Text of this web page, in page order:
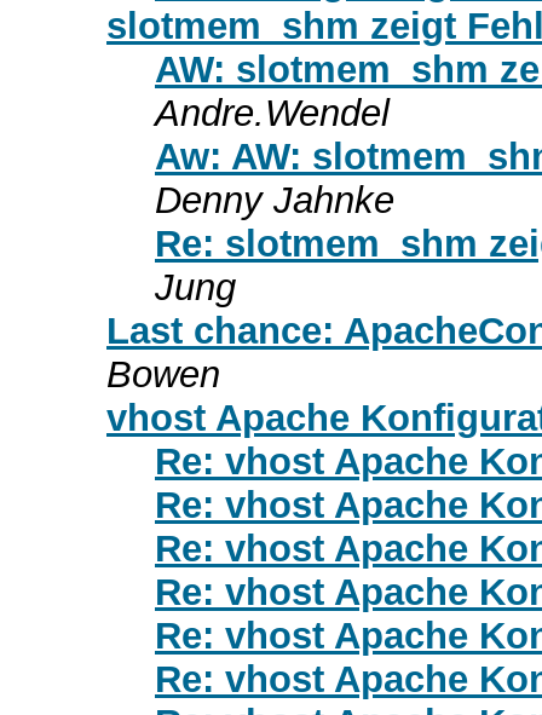
slotmem_shm zeigt
AW: slotmem_shm
Andre.Wendel
Aw: AW:
Denny Jahnke
Re: slotmem_shm
Jung
Last chance:
Bowen
vhost Apache
Re: vhost Apache
Re: vhost Apache
Re: vhost Apache
Re: vhost Apache
Re: vhost Apache
Re: vhost Apache